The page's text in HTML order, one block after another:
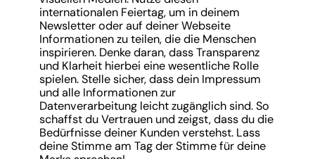
internationalen Feiertag, um in deinem
Newsletter oder auf deiner Webseite
Informationen zu teilen, die die Menschen
inspirieren. Denke daran, dass Transparenz
und Klarheit hierbei eine wesentliche Rolle
spielen. Stelle sicher, dass dein Impressum
und alle Informationen zur
Datenverarbeitung leicht zugänglich sind. So
schaffst du Vertrauen und zeigst, dass du die
Bedürfnisse deiner Kunden verstehst. Lass
deine Stimme am Tag der Stimme für deine